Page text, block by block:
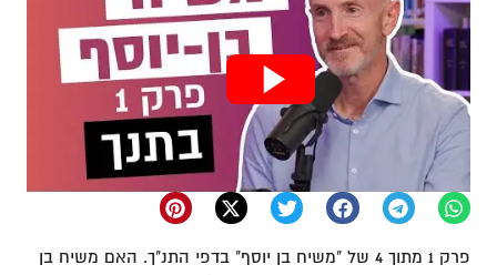
פרק 1 מתוך 4 של "משיח בן יוסף" בדפי התנ"ך. האם משיח בן